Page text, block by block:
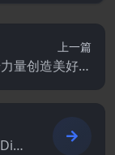
上一篇
量创造美好的
新生活.PDF